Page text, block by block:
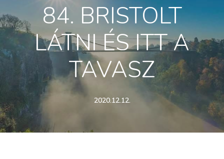
84. BRISTOLT
LÁTNI ÉS ITT A
TAVASZ
2020.12.12.